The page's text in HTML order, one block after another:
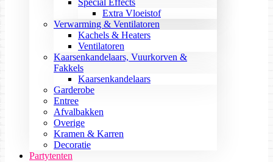
Special Effects
Extra Vloeistof
Verwarming & Ventilatoren
Kachels & Heaters
Ventilatoren
Kaarsenkandelaars, Vuurkorven &
Fakkels
Kaarsenkandelaars
Garderobe
Entree
Afvalbakken
Overige
Kramen & Karren
Decoratie
Partytenten